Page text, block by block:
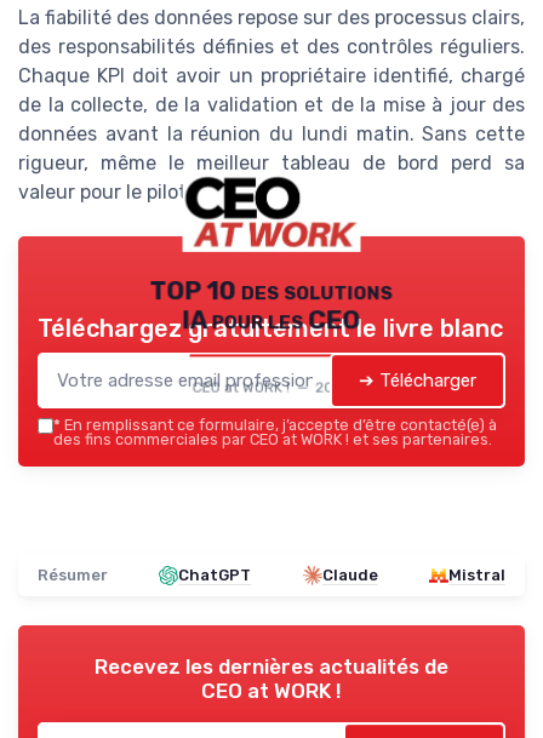
La fiabilité des données repose sur des processus clairs,
des responsabilités définies et des contrôles réguliers.
Chaque KPI doit avoir un propriétaire identifié, chargé
de la collecte, de la validation et de la mise à jour des
données avant la réunion du lundi matin. Sans cette
rigueur, même le meilleur tableau de bord perd sa
valeur pour le pilotage de l’entreprise.
TOP 10 des solutions
IA pour les CEO
CEO at WORK ! — 2026
Téléchargez gratuitement le livre blanc
➔ Télécharger
* En remplissant ce formulaire, j’accepte d’être contacté(e) à
des fins commerciales par CEO at WORK ! et ses partenaires.
Résumer ChatGPT Claude Mistral
Recevez les dernières actualités de
CEO at WORK !